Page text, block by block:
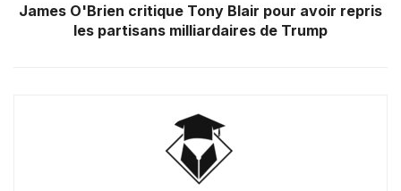
James O'Brien critique Tony Blair pour avoir repris
les partisans milliardaires de Trump